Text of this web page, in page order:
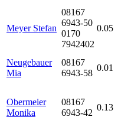
Meyer Stefan
08167
6943-50
0170
7942402
0.05
Neugebauer
Mia
08167
6943-58
0.01
Obermeier
Monika
08167
6943-42
0.13